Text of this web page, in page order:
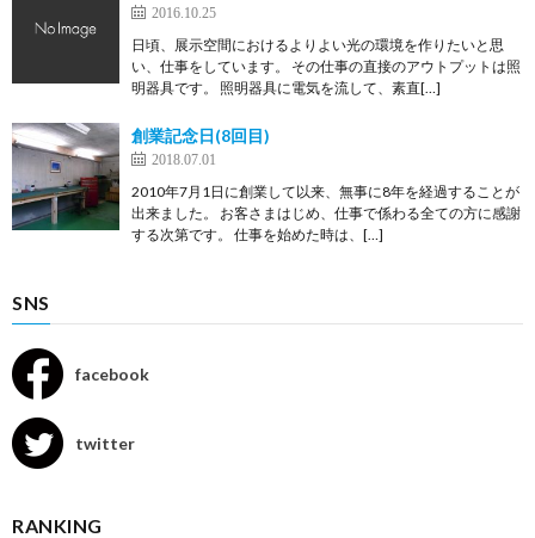
2016.10.25
日頃、展示空間におけるよりよい光の環境を作りたいと思
い、仕事をしています。 その仕事の直接のアウトプットは照
明器具です。 照明器具に電気を流して、素直[…]
創業記念日(8回目)
2018.07.01
2010年7月1日に創業して以来、無事に8年を経過することが
出来ました。 お客さまはじめ、仕事で係わる全ての方に感謝
する次第です。 仕事を始めた時は、[…]
SNS
facebook
twitter
RANKING